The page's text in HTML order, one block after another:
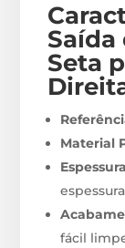
Saída
Seta
Material
espessura
fácil